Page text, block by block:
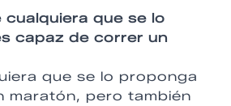
cualquiera que se lo
capaz de correr un
que se lo proponga
maratón, pero también